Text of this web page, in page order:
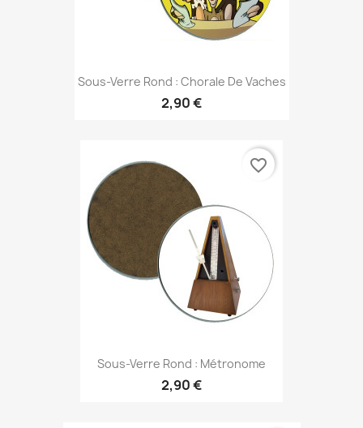
Sous-Verre Rond : Chorale De Vaches
2,90 €
Sous-Verre Rond : Métronome
2,90 €
favorite_border